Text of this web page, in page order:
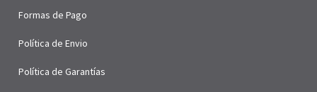
Formas de Pago
Política de Envio
Política de Garantías